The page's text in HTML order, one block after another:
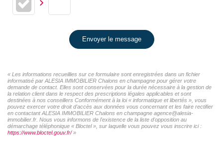
Envoyer le message
« Les informations recueillies sur ce formulaire sont enregistrées dans un fichier
informatisé par ALESIA IMMOBILIER Chalons en champagne pour gérer votre
demande de contact. Elles sont conservées pour la durée nécessaire à la gestion de
la relation client dans le respect des prescriptions légales applicables et sont
destinées à nos conseillers Conformément à la loi « informatique et libertés », vous
pouvez exercer votre droit d'accès aux données vous concernant et les faire rectifier
en contactant ALESIA IMMOBILIER Chalons en champagne agence@alesia-
immobilier.fr. Nous vous informons de l'existence de la liste d'opposition au
démarchage téléphonique « Bloctel », sur laquelle vous pouvez vous inscrire ici :
https://www.bloctel.gouv.fr/»